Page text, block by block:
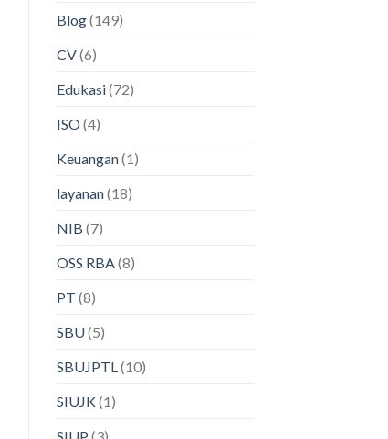
Blog(149)
CV(6)
Edukasi(72)
ISO(4)
Keuangan(1)
layanan(18)
NIB (7)
OSS RBA(8)
PT (8)
SBU(5)
SBUJPTL(10)
SIUJK(1)